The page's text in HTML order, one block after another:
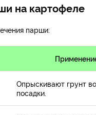
на картофеле
парши:
Опрыскивают грунт
посадки.